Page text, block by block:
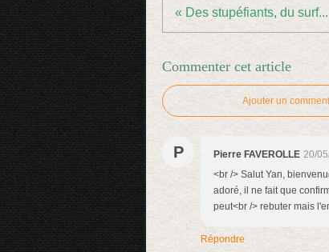
« Des stupéfiants, du surf...
Commenter cet article
Ajouter un
P Pierre FAVEROLLE 20/
<br /> Salut Yan,
adoré, il ne fait que
peut<br /> rebuter mais
Répondre